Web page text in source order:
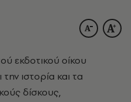
εκδοτικού οίκου
ιστορία και τα
δίσκους,